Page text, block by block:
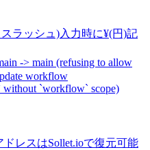
ラッシュ)入力時に¥(円)記
-> main (refusing to allow
workflow
`workflow` scope)
ドレスはSollet.ioで復元可能